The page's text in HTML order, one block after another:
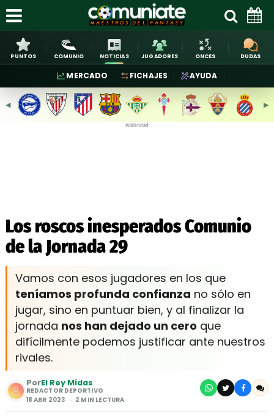
PUNTOS COMUNIO NOTICIAS JUGADORES ONCES DUDAS
MERCADO FICHAJES AYUDA
◀︎ ▶︎
Publicidad
Los roscos inesperados Comunio
de la Jornada 29
Vamos con esos jugadores en los que
teníamos profunda confianza no sólo en
jugar, sino en puntuar bien, y al finalizar la
jornada nos han dejado un cero que
difícilmente podemos justificar ante nuestros
rivales.
PorEl Rey Midas
REDACTOR DEPORTIVO
18 ABR 2023
2 MIN LECTURA